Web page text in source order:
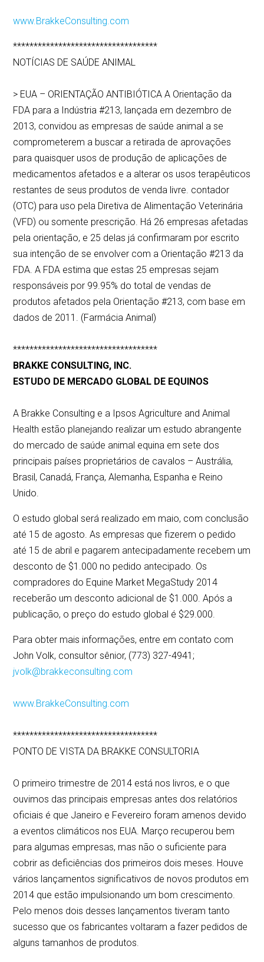
www.BrakkeConsulting.com
***********************************
NOTÍCIAS DE SAÚDE ANIMAL
> EUA – ORIENTAÇÃO ANTIBIÓTICA A Orientação da
FDA para a Indústria #213, lançada em dezembro de
2013, convidou as empresas de saúde animal a se
comprometerem a buscar a retirada de aprovações
para quaisquer usos de produção de aplicações de
medicamentos afetados e a alterar os usos terapêuticos
restantes de seus produtos de venda livre. contador
(OTC) para uso pela Diretiva de Alimentação Veterinária
(VFD) ou somente prescrição. Há 26 empresas afetadas
pela orientação, e 25 delas já confirmaram por escrito
sua intenção de se envolver com a Orientação #213 da
FDA. A FDA estima que estas 25 empresas sejam
responsáveis por 99.95% do total de vendas de
produtos afetados pela Orientação #213, com base em
dados de 2011. (Farmácia Animal)
***********************************
BRAKKE CONSULTING, INC.
ESTUDO DE MERCADO GLOBAL DE EQUINOS
A Brakke Consulting e a Ipsos Agriculture and Animal
Health estão planejando realizar um estudo abrangente
do mercado de saúde animal equina em sete dos
principais países proprietários de cavalos – Austrália,
Brasil, Canadá, França, Alemanha, Espanha e Reino
Unido.
O estudo global será realizado em maio, com conclusão
até 15 de agosto. As empresas que fizerem o pedido
até 15 de abril e pagarem antecipadamente recebem um
desconto de $1.000 no pedido antecipado. Os
compradores do Equine Market MegaStudy 2014
receberão um desconto adicional de $1.000. Após a
publicação, o preço do estudo global é $29.000.
Para obter mais informações, entre em contato com
John Volk, consultor sênior, (773) 327-4941;
jvolk@brakkeconsulting.com
www.BrakkeConsulting.com
***********************************
PONTO DE VISTA DA BRAKKE CONSULTORIA
O primeiro trimestre de 2014 está nos livros, e o que
ouvimos das principais empresas antes dos relatórios
oficiais é que Janeiro e Fevereiro foram amenos devido
a eventos climáticos nos EUA. Março recuperou bem
para algumas empresas, mas não o suficiente para
cobrir as deficiências dos primeiros dois meses. Houve
vários lançamentos significativos de novos produtos em
2014 que estão impulsionando um bom crescimento.
Pelo menos dois desses lançamentos tiveram tanto
sucesso que os fabricantes voltaram a fazer pedidos de
alguns tamanhos de produtos.